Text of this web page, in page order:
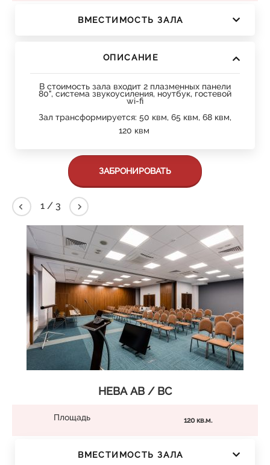
ВМЕСТИМОСТЬ ЗАЛА
ОПИСАНИЕ
В стоимость зала входит 2 плазменных панели
80", система звукоусиления, ноутбук, гостевой
wi-fi
Зал трансформируется: 50 квм, 65 квм, 68 квм,
120 квм
ЗАБРОНИРОВАТЬ
2 /3
НЕВА АВ / ВС
Площадь 120 кв.м.
ВМЕСТИМОСТЬ ЗАЛА